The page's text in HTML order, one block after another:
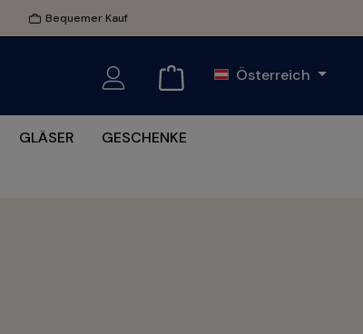
Bequemer Kauf
Österreich
GLÄSER GESCHENKE